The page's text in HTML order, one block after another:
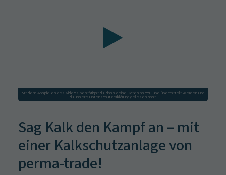
Sag Kalk den Kampf an – mit
einer Kalkschutzanlage von
perma-trade!
Mit dem Abspielen des Videos bestätigst du, dass deine Daten an YouTube übermittelt werden und
du unsere Datenschutzerklärunggelesen hast.